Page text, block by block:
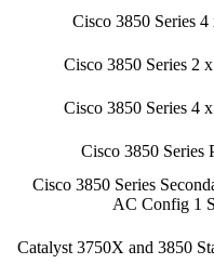
Cisco 3850 Series
Cisco 3850 Series 2
Cisco 3850 Series 4
Cisco 3850 Series
Cisco 3850 Series
AC Config 1
Catalyst 3750X and 3850